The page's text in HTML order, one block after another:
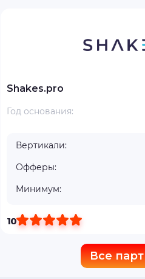
Shakes.pro
Год основания:
Вертикали:
Офферы:
Минимум:
10
Все